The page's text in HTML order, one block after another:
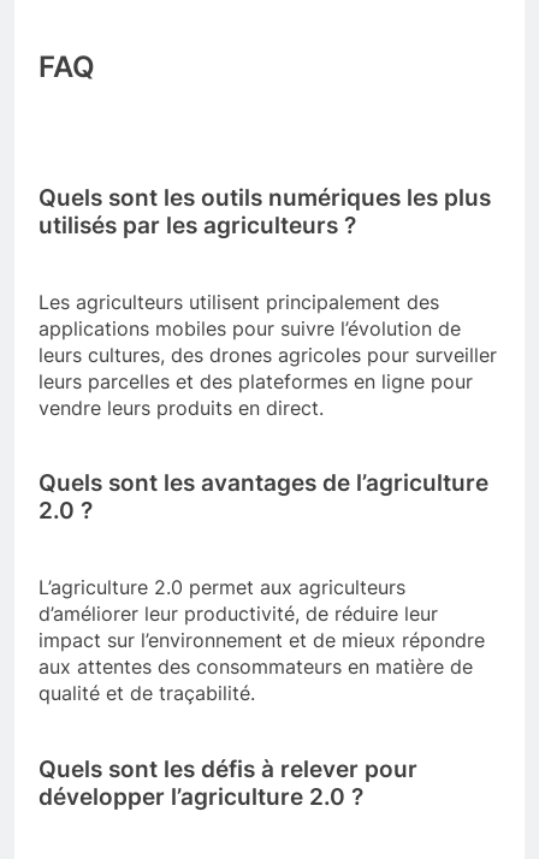
FAQ
Quels sont les outils numériques les plus
utilisés par les agriculteurs ?
Les agriculteurs utilisent principalement des
applications mobiles pour suivre l’évolution de
leurs cultures, des drones agricoles pour surveiller
leurs parcelles et des plateformes en ligne pour
vendre leurs produits en direct.
Quels sont les avantages de l’agriculture
2.0 ?
L’agriculture 2.0 permet aux agriculteurs
d’améliorer leur productivité, de réduire leur
impact sur l’environnement et de mieux répondre
aux attentes des consommateurs en matière de
qualité et de traçabilité.
Quels sont les défis à relever pour
développer l’agriculture 2.0 ?